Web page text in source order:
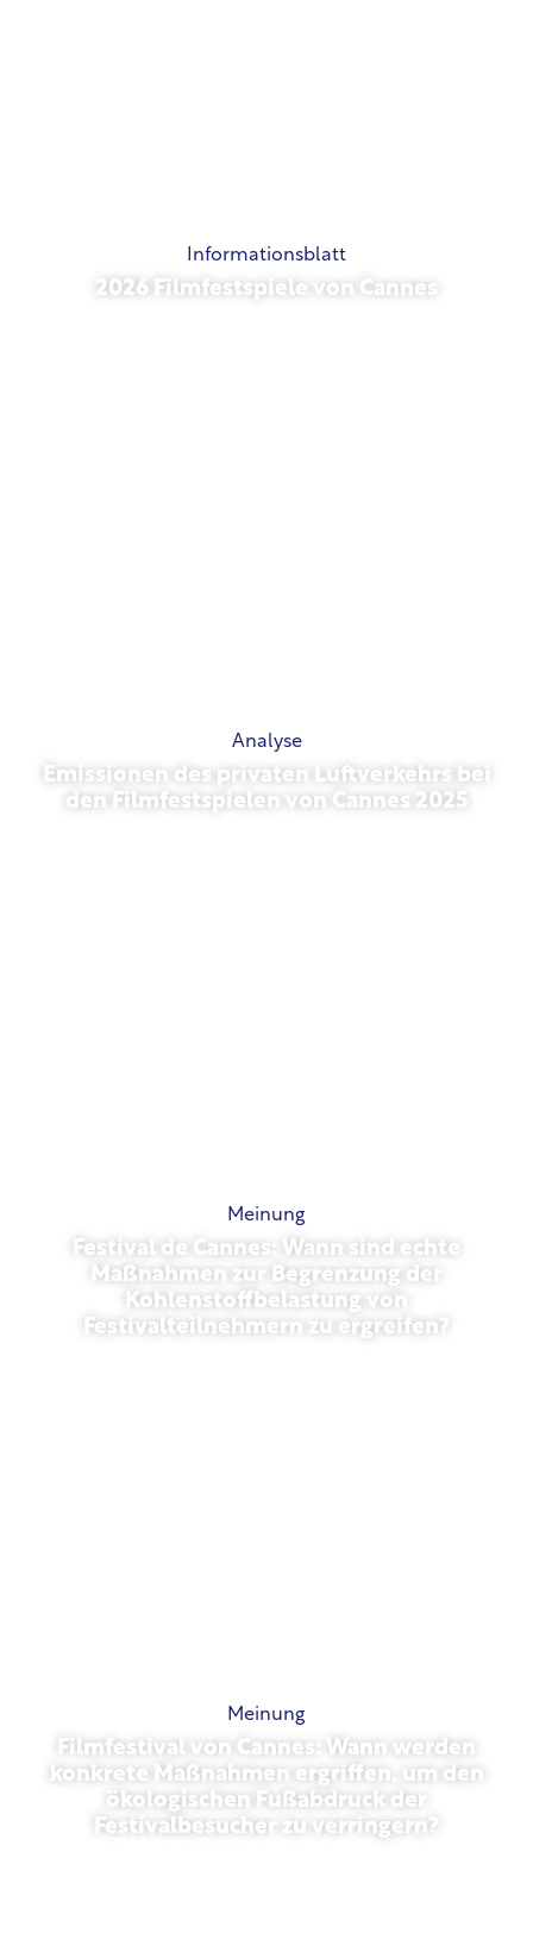
Informationsblatt
2026 Filmfestspiele von Cannes
Analyse
Emissionen des privaten Luftverkehrs bei
den Filmfestspielen von Cannes 2025
Meinung
Festival de Cannes: Wann sind echte
Maßnahmen zur Begrenzung der
Kohlenstoffbelastung von
Festivalteilnehmern zu ergreifen?
Meinung
Filmfestival von Cannes: Wann werden
konkrete Maßnahmen ergriffen, um den
ökologischen Fußabdruck der
Festivalbesucher zu verringern?